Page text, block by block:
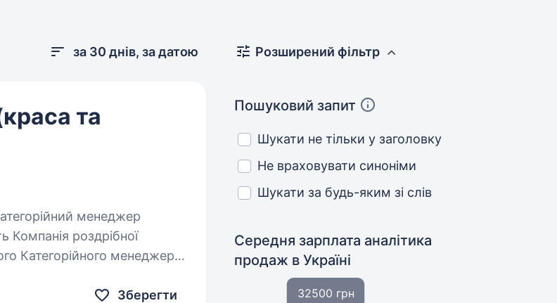
за 30 днів, за датою
та
Компанія роздрібної
Категорійного менеджера,
Зберегти
Розширений фільтр
Пошуковий запит
Шукати не тільки у заголовку
Не враховувати синоніми
Шукати за будь-яким зі слів
Середня зарплата аналітика
продаж в Україні
32500 грн